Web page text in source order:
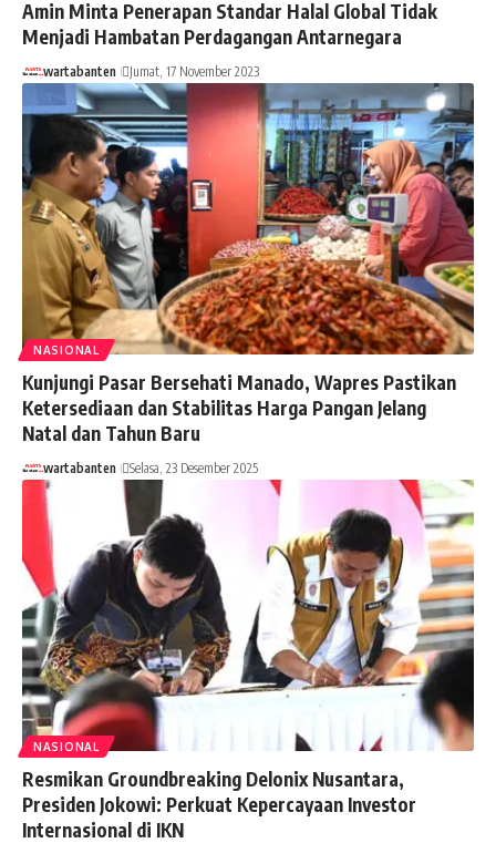
Amin Minta Penerapan Standar Halal Global Tidak
Menjadi Hambatan Perdagangan Antarnegara
wartabanten Jumat, 17 November 2023
NASIONAL
Kunjungi Pasar Bersehati Manado, Wapres Pastikan
Ketersediaan dan Stabilitas Harga Pangan Jelang
Natal dan Tahun Baru
wartabanten Selasa, 23 Desember 2025
NASIONAL
Resmikan Groundbreaking Delonix Nusantara,
Presiden Jokowi: Perkuat Kepercayaan Investor
Internasional di IKN